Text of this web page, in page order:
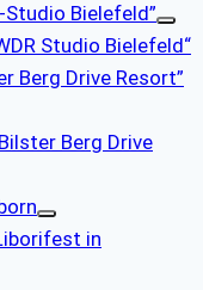
Studio Bielefeld”
Studio Bielefeld“
Berg Drive Resort”
Berg Drive
in